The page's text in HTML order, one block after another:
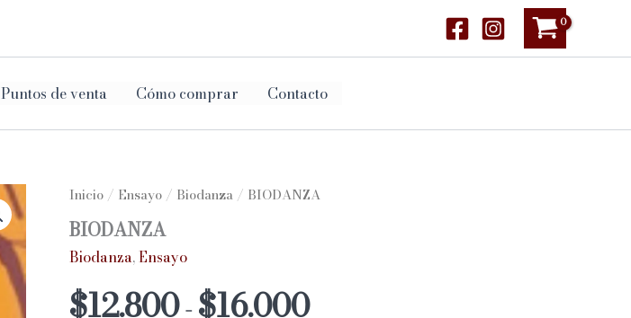
Puntos de venta Cómo comprar Contacto
Inicio / Ensayo / Biodanza / BIODANZA
BIODANZA
Biodanza,Ensayo
$12.800-$16.000Rango